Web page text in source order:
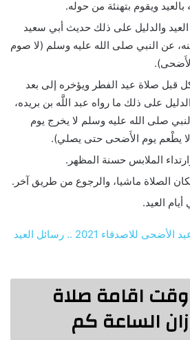
ويقوم بتهنئة من حوله.
والدليل على ذلك حديث أبي سعيد
عن النبي صلى الله عليه وسلم (لا صوم
قبل صلاة عيد الفطر ويؤخره إلى بعد
على ذلك ما رواه عبد اللَّه بن بريده،
صلى الله عليه وسلم لا يخرج يوم
يطْعم يوم الأَضحى حتى يصلي).
الملابس حسنة المظهر.
الصلاة ماشيا، والرجوع من طريق آخر.
أيام العيد.
عبارات تهنئة عيد الأضحى للاصدقاء 2021 .. رسائل العيد
اقامة صلاة
الساعة كم